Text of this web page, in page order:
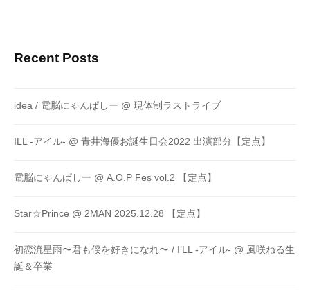
Recent Posts
idea / 電脳にゃんぱしー @ 現体制ラストライブ
ILL -アイル- @ 青井海優お誕生日会2022 出演部分【定点】
電脳にゃんぱしー @ A.O.P Fes vol.2 【定点】
Star☆Prince @ 2MAN 2025.12.28 【定点】
初恋流星雨〜君も僕を好きになれ〜 / I’LL -アイル- @ 風咲ねる生
誕＆卒業